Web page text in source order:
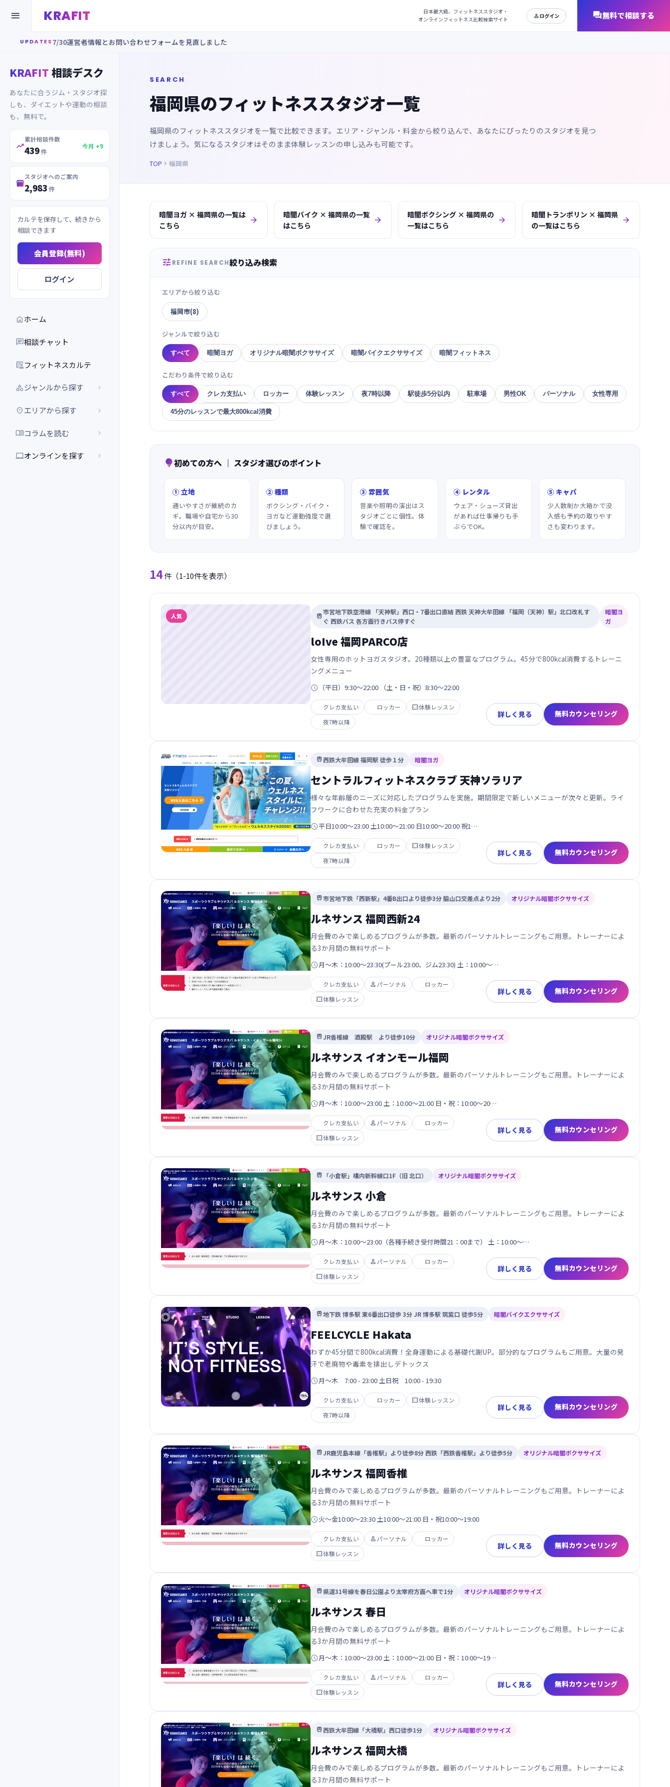
KRAFIT 日本最大級、フィットネススタジオ・
オンラインフィットネス比較検索サイト

UPDATES 7/30運営者情報とお問い合わせフォームを見直しました
KRAFIT 相談デスク
あなたに合うジム・スタジオ探
しも、ダイエットや運動の相談
も、無料で。

累計相談件数
439件
今月 +9

スタジオへのご案内
2,983 件
カルテを保存して、続きから
相談できます
会員登録(無料)
ログイン
ホーム
相談チャット
フィットネスカルテ
ジャンルから探す 
エリアから探す 
コラムを読む 
オンラインを探す 
SEARCH
福岡県のフィットネススタジオ一覧
福岡県のフィットネススタジオを一覧で比較できます。エリア・ジャンル・料金から絞り込んで、あなたにぴったりのスタジオを見つ
けましょう。気になるスタジオはそのまま体験レッスンの申し込みも可能です。
TOP  福岡県
暗闇ヨガ × 福岡県の一覧は
こちら

暗闇バイク × 福岡県の一覧
はこちら

暗闇ボクシング × 福岡県の
一覧はこちら

暗闇トランポリン × 福岡県
の一覧はこちら

 REFINE SEARCH絞り込み検索
エリアから絞り込む
福岡市(8)
ジャンルで絞り込む
すべて 暗闇ヨガ オリジナル暗闇ボクササイズ 暗闇バイクエクササイズ 暗闇フィットネス
こだわり条件で絞り込む
すべて クレカ支払い ロッカー 体験レッスン 夜7時以降 駅徒歩5分以内 駐車場 男性OK パーソナル 女性専用
45分のレッスンで最大800kcal消費
初めての方へ ｜ スタジオ選びのポイント
① 立地
通いやすさが継続のカ
ギ。職場や自宅から30
分以内が目安。
② 種類
ボクシング・バイク・
ヨガなど運動強度で選
びましょう。
③ 雰囲気
音楽や照明の演出はス
タジオごとに個性。体
験で確認を。
④ レンタル
ウェア・シューズ貸出
があれば仕事帰りも手
ぶらでOK。
⑤ キャパ
少人数制か大箱かで没
入感も予約の取りやす
さも変わります。
14件（1-10件を表示）
人気 
市営地下鉄空港線 「天神駅」西口・7番出口直結 西鉄 天神大牟田線 「福岡（天神）駅」北口改札す
ぐ 西鉄バス 各方面行きバス停すぐ
暗闇ヨ
ガ
loIve 福岡PARCO店
女性専用のホットヨガスタジオ。20種類以上の豊富なプログラム。45分で800kcal消費するトレーニ
ングメニュー
 （平日）9:30～22:00 （土・日・祝）8:30～22:00
クレカ支払い ロッカー 体験レッスン
夜7時以降
詳しく見る 無料カウンセリング
西鉄大牟田線 福岡駅 徒歩１分 暗闇ヨガ
セントラルフィットネスクラブ 天神ソラリア
様々な年齢層のニーズに対応したプログラムを実施。期間限定で新しいメニューが次々と更新。ライ
フワークに合わせた充実の料金プラン
平日10:00～23:00 土10:00～21:00 日10:00～20:00 祝1…
クレカ支払い ロッカー 体験レッスン
夜7時以降
詳しく見る 無料カウンセリング
市営地下鉄「西新駅」4番B出口より徒歩3分 脇山口交差点より2分 オリジナル暗闇ボクササイズ
ルネサンス 福岡西新24
月会費のみで楽しめるプログラムが多数。最新のパーソナルトレーニングもご用意。トレーナーによ
る3か月間の無料サポート
月～木：10:00～23:30(プール23:00、ジム23:30) 土：10:00～…
クレカ支払い  パーソナル
ロッカー
体験レッスン
詳しく見る 無料カウンセリング
JR香椎線 酒殿駅 より徒歩10分 オリジナル暗闇ボクササイズ
ルネサンス イオンモール福岡
月会費のみで楽しめるプログラムが多数。最新のパーソナルトレーニングもご用意。トレーナーによ
る3か月間の無料サポート
月～木：10:00～23:00 土：10:00～21:00 日・祝：10:00～20…
クレカ支払い  パーソナル
ロッカー
体験レッスン
詳しく見る 無料カウンセリング
 「小倉駅」構内新幹線口1F（旧 北口） オリジナル暗闇ボクササイズ
ルネサンス 小倉
月会費のみで楽しめるプログラムが多数。最新のパーソナルトレーニングもご用意。トレーナーによ
る3か月間の無料サポート
月～木：10:00～23:00（各種手続き受付時間21：00まで） 土：10:00～…
クレカ支払い  パーソナル
ロッカー
体験レッスン
詳しく見る 無料カウンセリング
地下鉄 博多駅 東6番出口徒歩 3分 JR 博多駅 筑紫口 徒歩5分 暗闇バイクエクササイズ
FEELCYCLE Hakata
わずか45分間で800kcal消費！全身運動による基礎代謝UP。部分的なプログラムもご用意。大量の発
汗で老廃物や毒素を排出しデトックス
月～木 7:00 - 23:00 土日祝 10:00 - 19:30
クレカ支払い ロッカー 体験レッスン
夜7時以降
詳しく見る 無料カウンセリング
JR鹿児島本線「香椎駅」より徒歩8分 西鉄「西鉄香椎駅」より徒歩5分 オリジナル暗闇ボクササイズ
ルネサンス 福岡香椎
月会費のみで楽しめるプログラムが多数。最新のパーソナルトレーニングもご用意。トレーナーによ
る3か月間の無料サポート
火～金10:00～23:30 土10:00～21:00 日・祝10:00～19:00
クレカ支払い  パーソナル
ロッカー
体験レッスン
詳しく見る 無料カウンセリング
県道31号線を春日公園より太宰府方面へ車で1分 オリジナル暗闇ボクササイズ
ルネサンス 春日
月会費のみで楽しめるプログラムが多数。最新のパーソナルトレーニングもご用意。トレーナーによ
る3か月間の無料サポート
月～木：10:00～23:00 土：10:00～21:00 日・祝：10:00～19…
クレカ支払い  パーソナル
ロッカー
体験レッスン
詳しく見る 無料カウンセリング
西鉄大牟田線「大橋駅」西口徒歩1分 オリジナル暗闇ボクササイズ
ルネサンス 福岡大橋
月会費のみで楽しめるプログラムが多数。最新のパーソナルトレーニングもご用意。トレーナーによ
る3か月間の無料サポート